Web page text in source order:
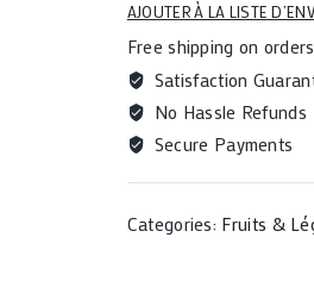
quantity
AJOUTER À LA LISTE
Free shipping on
Satisfaction
No Hassle Refunds
Secure Payments
Categories: Fruits &